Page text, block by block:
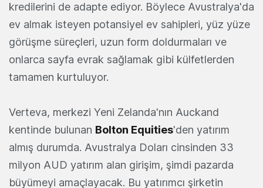
kredilerini de adapte ediyor. Böylece Avustralya'da
ev almak isteyen potansiyel ev sahipleri, yüz yüze
görüşme süreçleri, uzun form doldurmaları ve
onlarca sayfa evrak sağlamak gibi külfetlerden
tamamen kurtuluyor.
Verteva, merkezi Yeni Zelanda'nın Auckand
kentinde bulunan Bolton Equities'den yatırım
almış durumda. Avustralya Doları cinsinden 33
milyon AUD yatırım alan girişim, şimdi pazarda
büyümeyi amaçlayacak. Bu yatırımcı şirketin